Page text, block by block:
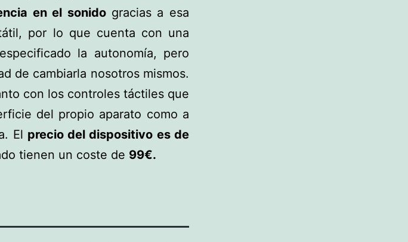
en el sonido gracias a esa
por lo que cuenta con una
la autonomía, pero
de cambiarla nosotros mismos.
con los controles táctiles que
del propio aparato como a
El precio del dispositivo es de
tienen un coste de 99€.